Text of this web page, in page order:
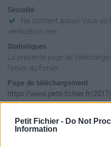
Petit Fichier - Do Not
Information
Sécurité
Ne contient aucun Virus ou
vérification: hier
Statistiques
La présente page de
l'envoi du fichier
Page de téléchargement
https://www.petit-fichier.fr/
Aperçu du fichier